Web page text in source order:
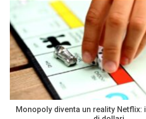
Monopoly diventa un reality Netflix: